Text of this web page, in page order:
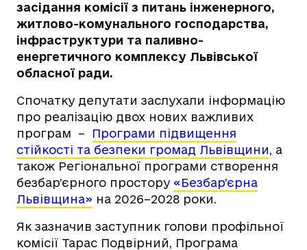
засідання комісії з питань інженерного,
житлово-комунального господарства,
інфраструктури та паливно-
енергетичного комплексу Львівської
обласної ради.
Спочатку депутати заслухали інформацію
про реалізацію двох нових важливих
програм –
Програми підвищення
стійкості та безпеки громад Львівщини, а
також Регіональної програми створення
безбар’єрного простору «Безбар’єрна
Львівщина» на 2026–2028 роки.
Як зазначив заступник голови профільної
комісії Тарас Подвірний, Програма